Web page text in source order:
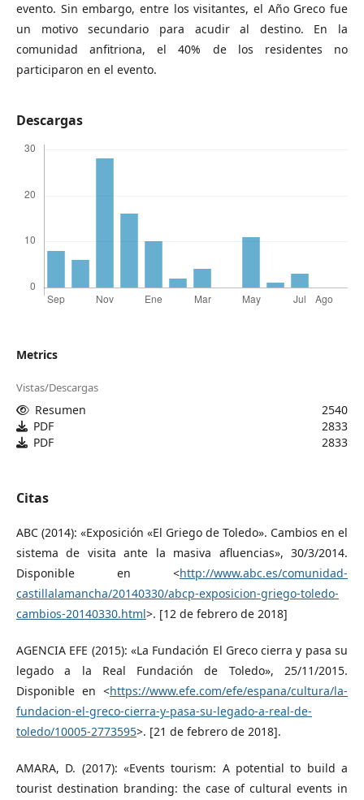
evento. Sin embargo, entre los visitantes, el Año Greco fue
un motivo secundario para acudir al destino. En la
comunidad anfitriona, el 40% de los residentes no
participaron en el evento.
Descargas
Metrics
Vistas/Descargas
Resumen
2540
PDF
2833
PDF
2833
Citas
ABC (2014): «Exposición «El Griego de Toledo». Cambios en el
sistema de visita ante la masiva afluencias», 30/3/2014.
Disponible en <http://www.abc.es/comunidad-
castillalamancha/20140330/abcp-exposicion-griego-toledo-
cambios-20140330.html>. [12 de febrero de 2018]
AGENCIA EFE (2015): «La Fundación El Greco cierra y pasa su
legado a la Real Fundación de Toledo», 25/11/2015.
Disponible en <https://www.efe.com/efe/espana/cultura/la-
fundacion-el-greco-cierra-y-pasa-su-legado-a-real-de-
toledo/10005-2773595>. [21 de febrero de 2018].
AMARA, D. (2017): «Events tourism: A potential to build a
tourist destination branding: the case of cultural events in